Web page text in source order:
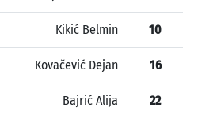
Kikić Belmin 10
Kovačević Dejan 16
Bajrić Alija 22